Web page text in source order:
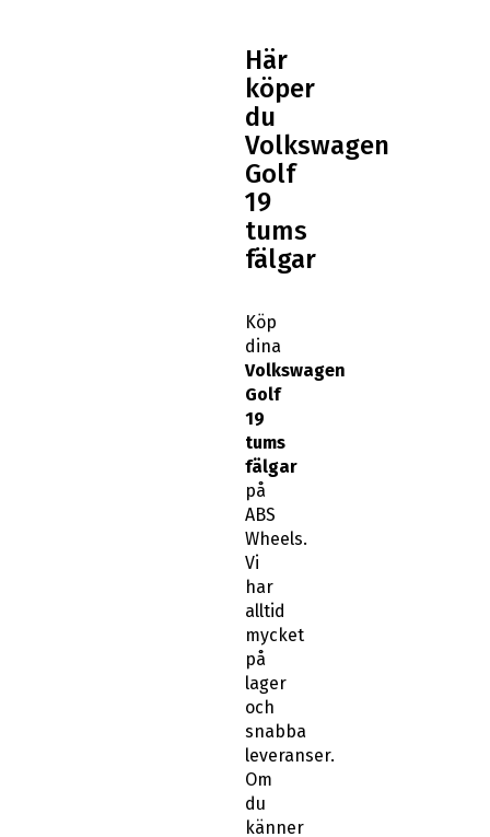
Här
köper
du
Volkswagen
Golf
19
tums
fälgar
Köp
dina
Volkswagen
Golf
19
tums
fälgar
på
ABS
Wheels.
Vi
har
alltid
mycket
på
lager
och
snabba
leveranser.
Om
du
känner